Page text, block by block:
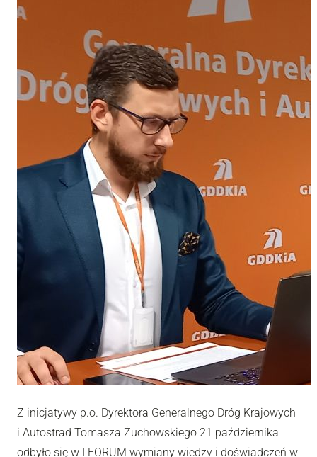
Z inicjatywy p.o. Dyrektora Generalnego Dróg Krajowych
i Autostrad Tomasza Żuchowskiego 21 października
odbyło się w I FORUM wymiany wiedzy i doświadczeń w